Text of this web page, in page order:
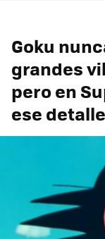
Goku
grandes
pero en
ese detalle